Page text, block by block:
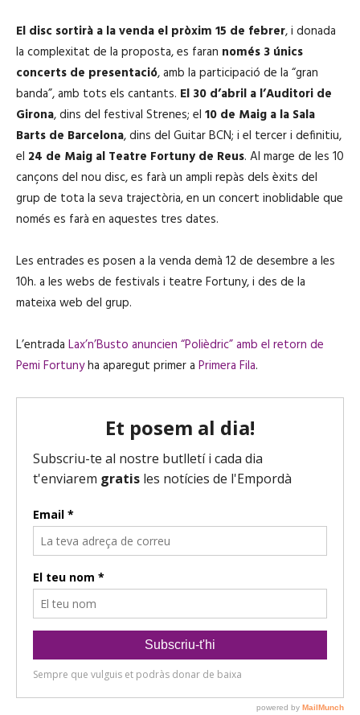
El disc sortirà a la venda el pròxim 15 de febrer, i donada
la complexitat de la proposta, es faran només 3 únics
concerts de presentació, amb la participació de la “gran
banda”, amb tots els cantants. El 30 d’abril a l’Auditori de
Girona, dins del festival Strenes; el 10 de Maig a la Sala
Barts de Barcelona, dins del Guitar BCN; i el tercer i definitiu,
el 24 de Maig al Teatre Fortuny de Reus. Al marge de les 10
cançons del nou disc, es farà un ampli repàs dels èxits del
grup de tota la seva trajectòria, en un concert inoblidable que
només es farà en aquestes tres dates.
Les entrades es posen a la venda demà 12 de desembre a les
10h. a les webs de festivals i teatre Fortuny, i des de la
mateixa web del grup.
L’entrada Lax’n’Busto anuncien “Polièdric” amb el retorn de
Pemi Fortunyha aparegut primer a Primera Fila.